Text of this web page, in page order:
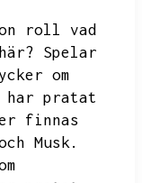
roll vad
Spelar
om
har pratat
finnas
Musk.